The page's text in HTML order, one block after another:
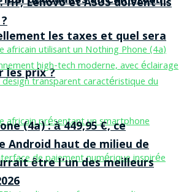
les taxes et quel sera
les prix ?
HP, Lenovo et ASUS doivent-ils
(4a) : à 449,95 €, ce
Android haut de milieu de
être l’un des meilleurs